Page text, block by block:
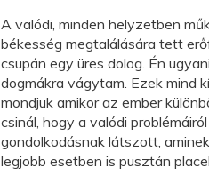
A valódi, minden helyzetben
békesség megtalálására tett
csupán egy üres dolog. Én
dogmákra vágytam. Ezek mind
mondjuk amikor az ember
csinál, hogy a valódi
gondolkodásnak látszott,
legjobb esetben is pusztán